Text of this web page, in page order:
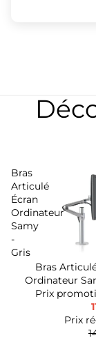
Bras
Articulé
Écran
Ordinateur
Samy
-
Gris
Bras
Ordinateur
Prix
Prix